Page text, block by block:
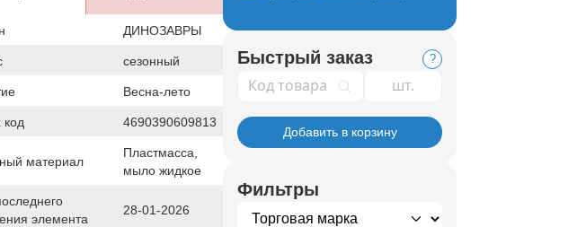
ДИНОЗАВРЫ
сезонный
Весна-лето
4690390609813
материал
Пластмасса,
мыло жидкое
элемента
28-01-2026
Быстрый заказ ?
Код товара
Добавить в корзину
Фильтры